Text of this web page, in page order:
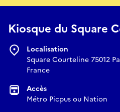
Kiosque du Square
Localisation
Square Courteline 75012
France
Accès
Métro Picpus ou Nation